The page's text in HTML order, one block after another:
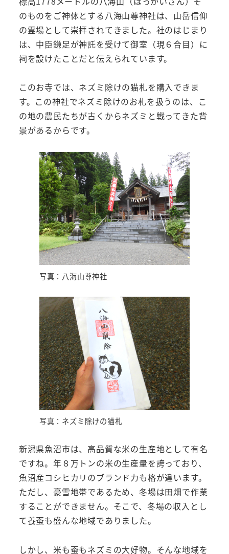
のものをご神体とする八海山尊神社は、山岳信仰
の霊場として崇拝されてきました。社のはじまり
は、中臣鎌足が神託を受けて御室（現６合目）に
祠を設けたことだと伝えられています。
このお寺では、ネズミ除けの猫札を購入できま
す。この神社でネズミ除けのお札を扱うのは、こ
の地の農民たちが古くからネズミと戦ってきた背
景があるからです。
写真：八海山尊神社
写真：ネズミ除けの猫札
新潟県魚沼市は、高品質な米の生産地として有名
ですね。年８万トンの米の生産量を誇っており、
魚沼産コシヒカリのブランド力も格が違います。
ただし、豪雪地帯であるため、冬場は田畑で作業
することができません。そこで、冬場の収入とし
て養蚕も盛んな地域でありました。
しかし、米も蚕もネズミの大好物。そんな地域を